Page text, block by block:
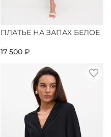
ПЛАТЬЕ НА ЗАПАХ БЕЛОЕ
17 500 ₽